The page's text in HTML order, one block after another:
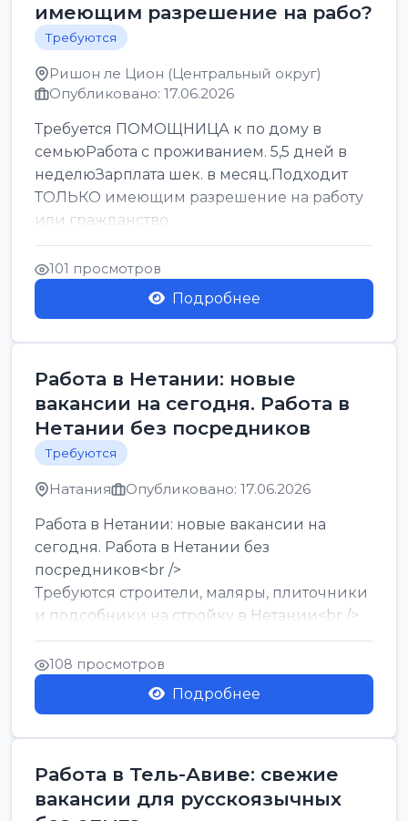
имеющим разрешение на рабо?
Требуются
Ришон ле Цион (Центральный округ)
Опубликовано: 17.06.2026
Требуется ПОМОЩНИЦА к по дому в
семьюРабота с проживанием. 5,5 дней в
неделюЗарплата шек. в месяц.Подходит
ТОЛЬКО имеющим разрешение на работу
или гражданство
101 просмотров
Подробнее
Работа в Нетании: новые
вакансии на сегодня. Работа в
Нетании без посредников
Требуются
Натания Опубликовано: 17.06.2026
Работа в Нетании: новые вакансии на
сегодня. Работа в Нетании без
посредников<br />
Требуются строители, маляры, плиточники
и подсобники на стройку в Нетании<br />
Срочно требуются горничные, уборщи...
108 просмотров
Подробнее
Работа в Тель-Авиве: свежие
вакансии для русскоязычных